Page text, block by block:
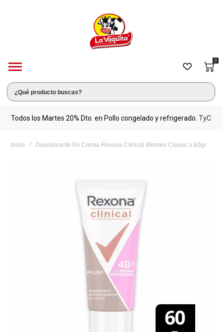
0
Todos los Martes 20% Dto. en Pollo congelado y refrigerado. TyC
Inicio Desodorante En Crema Rexona Clinical Women Classic x 60gr